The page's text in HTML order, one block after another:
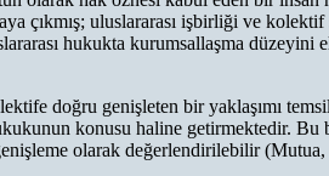
çıkmış; uluslararası işbirliği ve
hukukta kurumsallaşma düzeyini
doğru genişleten bir yaklaşımı
konusu haline getirmektedir.
olarak değerlendirilebilir